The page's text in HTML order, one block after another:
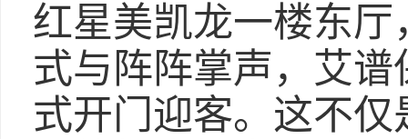
红星美凯龙一楼东
式与阵阵掌声，艾
式开门迎客。这不